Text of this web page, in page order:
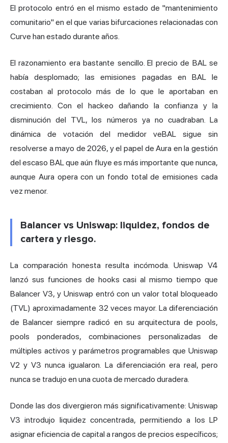
El protocolo entró en el mismo estado de "mantenimiento
comunitario" en el que varias bifurcaciones relacionadas con
Curve han estado durante años.
El razonamiento era bastante sencillo. El precio de BAL se
había desplomado; las emisiones pagadas en BAL le
costaban al protocolo más de lo que le aportaban en
crecimiento. Con el hackeo dañando la confianza y la
disminución del TVL, los números ya no cuadraban. La
dinámica de votación del medidor veBAL sigue sin
resolverse a mayo de 2026, y el papel de Aura en la gestión
del escaso BAL que aún fluye es más importante que nunca,
aunque Aura opera con un fondo total de emisiones cada
vez menor.
Balancer vs Uniswap: liquidez, fondos de
cartera y riesgo.
La comparación honesta resulta incómoda. Uniswap V4
lanzó sus funciones de hooks casi al mismo tiempo que
Balancer V3, y Uniswap entró con un valor total bloqueado
(TVL) aproximadamente 32 veces mayor. La diferenciación
de Balancer siempre radicó en su arquitectura de pools,
pools ponderados, combinaciones personalizadas de
múltiples activos y parámetros programables que Uniswap
V2 y V3 nunca igualaron. La diferenciación era real, pero
nunca se tradujo en una cuota de mercado duradera.
Donde las dos divergieron más significativamente: Uniswap
V3 introdujo liquidez concentrada, permitiendo a los LP
asignar eficiencia de capital a rangos de precios específicos;